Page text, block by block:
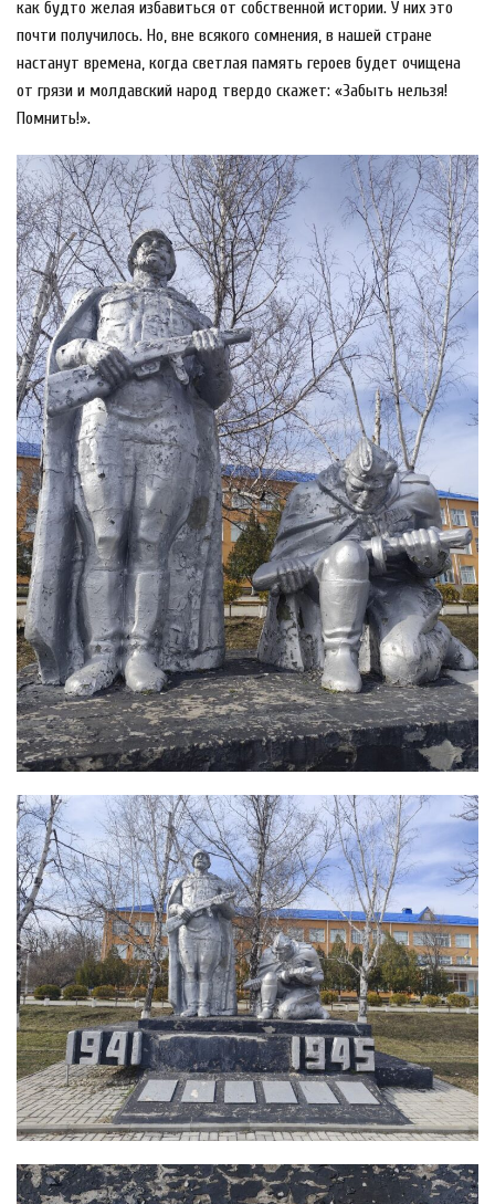
как будто желая избавиться от собственной истории. У них это
почти получилось. Но, вне всякого сомнения, в нашей стране
настанут времена, когда светлая память героев будет очищена
от грязи и молдавский народ твердо скажет: «Забыть нельзя!
Помнить!».